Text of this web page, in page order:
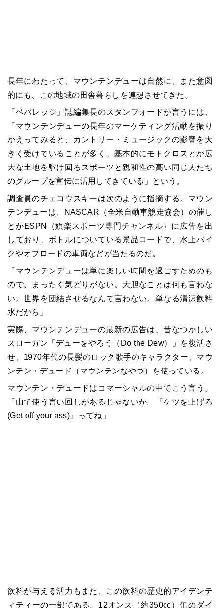
長年にわたって、マウンテンデューは自然に、また意図
的にも、この地域の田舎暮らしを連想させてきた。
「ベバレッジ」誌編集長のスタンフォードが言うには、
「マウンテンデューの長年のマーケティング活動を振り
かえってみると、カントリー・ミュージックの影響を大
きく受けていることが多く、基本的にモトクロスとか広
大な土地を駆け回るスポーツと親和性の高い同じ人たち
のグループを宣伝に活用してきている」という。
調査員のチェコウスキーは次のように指摘する。マウン
テンデューは、NASCAR（全米自動車競走協会）の催し
とかESPN（娯楽スポーツ専門チャンネル）に広告を出
しており、ボトルについている景品コードで、水上バイ
クやオフロードの車両などが当たるのだ。
「マウンテンデューは単に楽しい時間を過ごすためのも
ので、まったく気どりがない。大胆なことは何も言わな
い。世界を団結させるなんて言わない。単なる清涼飲料
水だから」
実際、マウンテンデューの最新の広告は、昔なつかしい
スローガン「デューをやろう（Do the Dew）」を復活さ
せ、1970年代の長髪のロック歌手のキャラクター、マウ
ンテン・デュード（マウンテンなやつ）を使っている。
マウンテン・デュードはコマーシャルの中でこう言う。
「山で使う言い回しがあるじゃないか。『ケツを上げろ
(Get off your ass)』ってね」
飲料が与える活力もまた、この飲料の歴史的アイデンテ
ィティーの一部である。12オンス（約350cc）缶のダイ